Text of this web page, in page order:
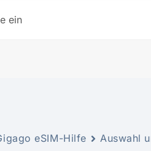
eSIM-Hilfe Auswahl